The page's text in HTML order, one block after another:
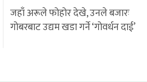
जहाँ अरूले फोहोर देखे, उनले बजारः
गोबरबाट उद्यम खडा गर्ने ‘गोवर्धन दाई’